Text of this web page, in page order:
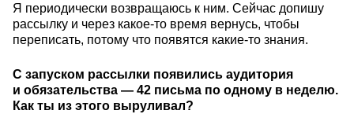
Я периодически возвращаюсь к ним. Сейчас допишу
рассылку и через какое-то время вернусь, чтобы
переписать, потому что появятся какие-то знания.
С запуском рассылки появились аудитория
и обязательства — 42 письма по одному в неделю.
Как ты из этого выруливал?